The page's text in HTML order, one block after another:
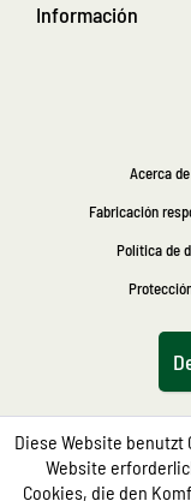
Información
Acerca
Fabricación
Política de
Diese Website
Website
Cookies, die den